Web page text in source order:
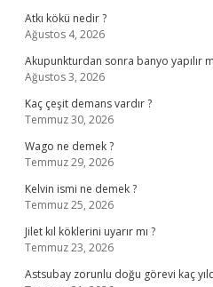
Atkı kökü nedir ?
Ağustos 4, 2026
Akupunkturdan sonra banyo yapılır
Ağustos 3, 2026
Kaç çeşit demans vardır ?
Temmuz 30, 2026
Wago ne demek ?
Temmuz 29, 2026
Kelvin ismi ne demek ?
Temmuz 25, 2026
Jilet kıl köklerini uyarır mı ?
Temmuz 23, 2026
Astsubay zorunlu doğu görevi kaç